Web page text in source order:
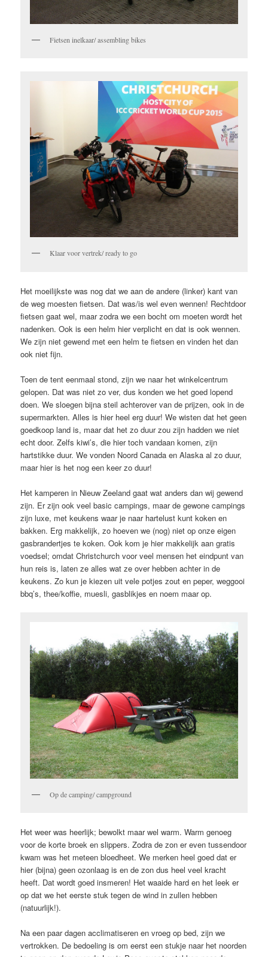
Fietsen inelkaar/ assembling bikes
Klaar voor vertrek/ ready to go
Het moeilijkste was nog dat we aan de andere (linker) kant van
de weg moesten fietsen. Dat was/is wel even wennen! Rechtdoor
fietsen gaat wel, maar zodra we een bocht om moeten wordt het
nadenken. Ook is een helm hier verplicht en dat is ook wennen.
We zijn niet gewend met een helm te fietsen en vinden het dan
ook niet fijn.
Toen de tent eenmaal stond, zijn we naar het winkelcentrum
gelopen. Dat was niet zo ver, dus konden we het goed lopend
doen. We sloegen bijna steil achterover van de prijzen, ook in de
supermarkten. Alles is hier heel erg duur! We wisten dat het geen
goedkoop land is, maar dat het zo duur zou zijn hadden we niet
echt door. Zelfs kiwi’s, die hier toch vandaan komen, zijn
hartstikke duur. We vonden Noord Canada en Alaska al zo duur,
maar hier is het nog een keer zo duur!
Het kamperen in Nieuw Zeeland gaat wat anders dan wij gewend
zijn. Er zijn ook veel basic campings, maar de gewone campings
zijn luxe, met keukens waar je naar hartelust kunt koken en
bakken. Erg makkelijk, zo hoeven we (nog) niet op onze eigen
gasbrandertjes te koken. Ook kom je hier makkelijk aan gratis
voedsel; omdat Christchurch voor veel mensen het eindpunt van
hun reis is, laten ze alles wat ze over hebben achter in de
keukens. Zo kun je kiezen uit vele potjes zout en peper, weggooi
bbq’s, thee/koffie, muesli, gasblikjes en noem maar op.
Op de camping/ campground
Het weer was heerlijk; bewolkt maar wel warm. Warm genoeg
voor de korte broek en slippers. Zodra de zon er even tussendoor
kwam was het meteen bloedheet. We merken heel goed dat er
hier (bijna) geen ozonlaag is en de zon dus heel veel kracht
heeft. Dat wordt goed insmeren! Het waaide hard en het leek er
op dat we het eerste stuk tegen de wind in zullen hebben
(natuurlijk!).
Na een paar dagen acclimatiseren en vroeg op bed, zijn we
vertrokken. De bedoeling is om eerst een stukje naar het noorden